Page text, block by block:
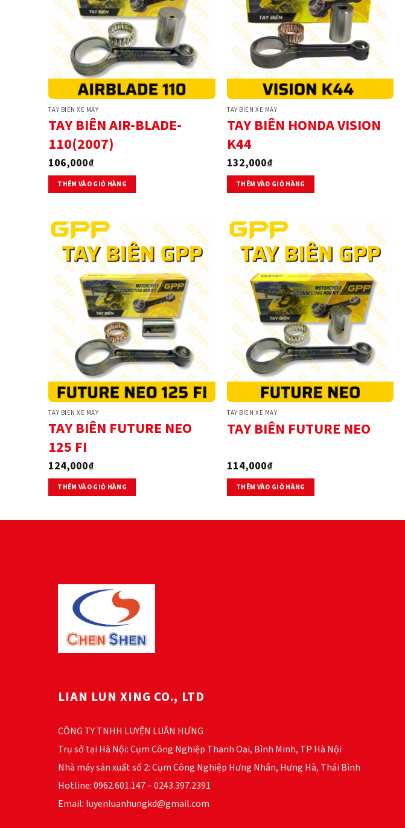
TAY BIÊN XE MÁY
TAY BIÊN AIR-BLADE-
110(2007)
106,000₫
THÊM VÀO GIỎ HÀNG
TAY BIÊN XE MÁY
TAY BIÊN HONDA VISION
K44
132,000₫
THÊM VÀO GIỎ HÀNG
TAY BIÊN XE MÁY
TAY BIÊN FUTURE NEO
125 FI
124,000₫
THÊM VÀO GIỎ HÀNG
TAY BIÊN XE MÁY
TAY BIÊN FUTURE NEO
114,000₫
THÊM VÀO GIỎ HÀNG
LIAN LUN XING CO., LTD
CÔNG TY TNHH LUYỆN LUÂN HƯNG
Trụ sở tại Hà Nội: Cụm Công Nghiệp Thanh Oai, Bình Minh, TP Hà Nội
Nhà máy sản xuất số 2: Cụm Công Nghiệp Hưng Nhân, Hưng Hà, Thái Bình
Hotline: 0962.601.147 – 0243.397.2391
Email: luyenluanhungkd@gmail.com